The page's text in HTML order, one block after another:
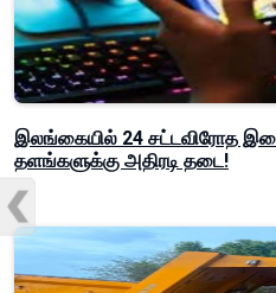
இலங்கையில் 24 சட்டவிரோத
தளங்களுக்கு அதிரடி தடை!